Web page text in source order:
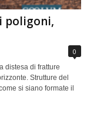
poligoni,
0
distesa di fratture
Strutture del
si siano formate il